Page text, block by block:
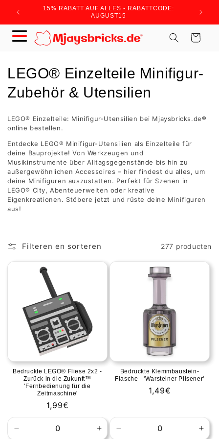
naar de
15% RABATT AUF ALLES - RABATTCODE:
AUGUST15
WIR
Winkelwagen
C
o
l
e
c
t
i
:
LEGO® Einzelteile Minifigur-
Zubehör & Utensilien
LEGO® Einzelteile: Minifigur-Utensilien bei Mjaysbricks.de®
online bestellen.
Entdecke LEGO® Minifigur-Utensilien als Einzelteile für
deine Bauprojekte! Von Werkzeugen und
Musikinstrumente über Alltagsgegenstände bis hin zu
außergewöhnlichen Accessoires – hier findest du alles, um
deine Minifiguren auszustatten. Perfekt für Szenen in
LEGO® City, Abenteuerwelten oder kreative
Eigenkreationen. Stöbere jetzt und rüste deine Minifiguren
aus!
Filteren en sorteren 277 producten
Bedruckte LEGO® Fliese 2x2 -
Zurück in die Zukunft™
'Fernbedienung für die
Zeitmaschine'
Normale
prijs
1,99€
Aantal
Bedruckte Klemmbaustein-
Flasche - 'Warsteiner Pilsener'
Normale
1,49€